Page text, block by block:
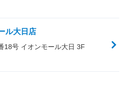
ル大日店
18号 イオンモール大日 3F